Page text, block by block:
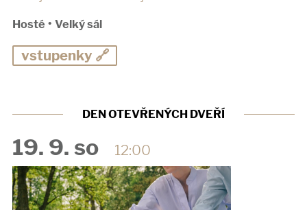
Hosté • Velký sál
vstupenky 🔗
DEN OTEVŘENÝCH DVEŘÍ
19. 9. so 12:00